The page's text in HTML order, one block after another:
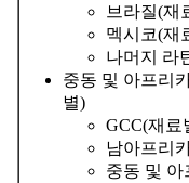
브라질(재
멕시코(재
나머지 라
중동 및 아프리
별)
GCC(재료
남아프리
중동 및